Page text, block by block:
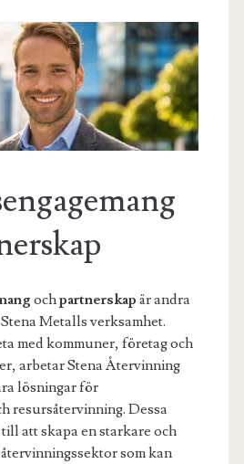
ochpartnerskap är andra
Metalls verksamhet.
med kommuner, företag och
arbetar Stena Återvinning
lösningar för
resursåtervinning. Dessa
att skapa en starkare och
som kan